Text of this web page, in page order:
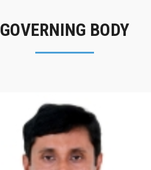
GOVERNING BODY
Kazi Mohammad
Mahbubur Rahma্‌n ,